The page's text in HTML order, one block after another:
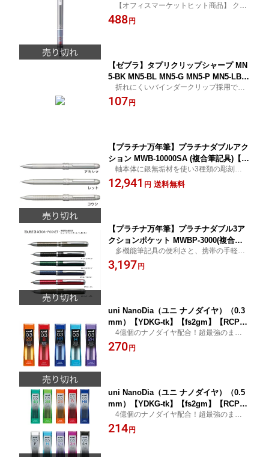
P】【fs3gm】
【オフィスマーケットヒット商品】 クル
っと回ってトガった芯をキープ！！ メール
便可能商品！！
488 円
【ゼブラ】タプリクリップシャープ MN
5-BK MN5-BL MN5-G MN5-P MN5-LB
MN5-W【YDKG-tk】【fs2gm】【RC
P】【fs3gm】
折れにくいバインダークリップ採用で、
厚いボードや厚手の生地にもはさめます。
107 円
【プラチナ万年筆】プラチナダブルアク
ション MWB-10000SA (複合筆記具)【Y
DKG-tk】【fs2gm】【RCP】【fs3g
m】
軸本体に銀無垢材を使い3種類の彫刻を施
し素材感を生かした華やかなシャーボ
12,941 円 送料無料
【プラチナ万年筆】プラチナダブル3ア
クションポケット MWBP-3000(複合筆
記具)【fs2gm】【RCP】【fs3gm】
多機能筆記具の便利さと、携帯の手軽さ
を1本に凝縮した先進の筆記具です。
3,197 円
uni NanoDia（ユニ ナノダイヤ）（0.3
mm）【YDKG-tk】【fs2gm】【RCP】
【fs3gm】
4億個のナノダイヤ配合！超最強のままく
っきりなめらか！！
270 円
uni NanoDia（ユニ ナノダイヤ）（0.5
mm）【YDKG-tk】【fs2gm】【RCP】
【fs3gm】
4億個のナノダイヤ配合！超最強のままく
っきりなめらか！！
214 円